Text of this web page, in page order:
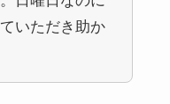
いただき助か